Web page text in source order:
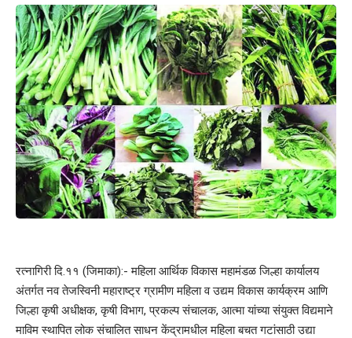
रत्नागिरी दि.११ (जिमाका):- महिला आर्थिक विकास महामंडळ जिल्हा कार्यालय
अंतर्गत नव तेजस्विनी महाराष्ट्र ग्रामीण महिला व उद्यम विकास कार्यक्रम आणि
जिल्हा कृषी अधीक्षक, कृषी विभाग, प्रकल्प संचालक, आत्मा यांच्या संयुक्त विद्यमाने
माविम स्थापित लोक संचालित साधन केंद्रामधील महिला बचत गटांसाठी उद्या